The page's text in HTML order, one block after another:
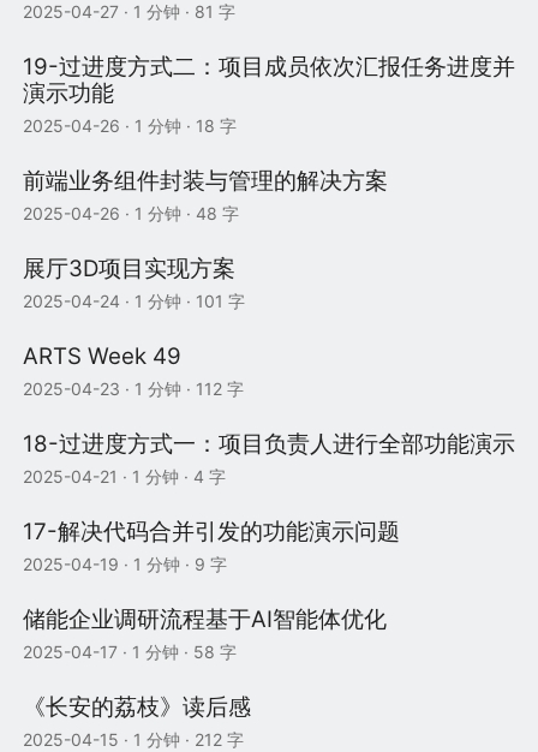
2025-04-27 · 1 分钟 · 81 字
19-过进度方式二：项目成员依次汇报任务进度并
演示功能
2025-04-26 · 1 分钟 · 18 字
前端业务组件封装与管理的解决方案
2025-04-26 · 1 分钟 · 48 字
展厅3D项目实现方案
2025-04-24 · 1 分钟 · 101 字
ARTS Week 49
2025-04-23 · 1 分钟 · 112 字
18-过进度方式一：项目负责人进行全部功能演示
2025-04-21 · 1 分钟 · 4 字
17-解决代码合并引发的功能演示问题
2025-04-19 · 1 分钟 · 9 字
储能企业调研流程基于AI智能体优化
2025-04-17 · 1 分钟 · 58 字
《长安的荔枝》读后感
2025-04-15 · 1 分钟 · 212 字